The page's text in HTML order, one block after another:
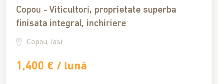
Copou - Viticultori, proprietate superba
finisata integral, inchiriere
Copou, Iasi
1,400 € / lună